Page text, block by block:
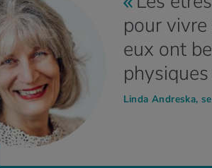
pour
eux ont
Linda Andreska,